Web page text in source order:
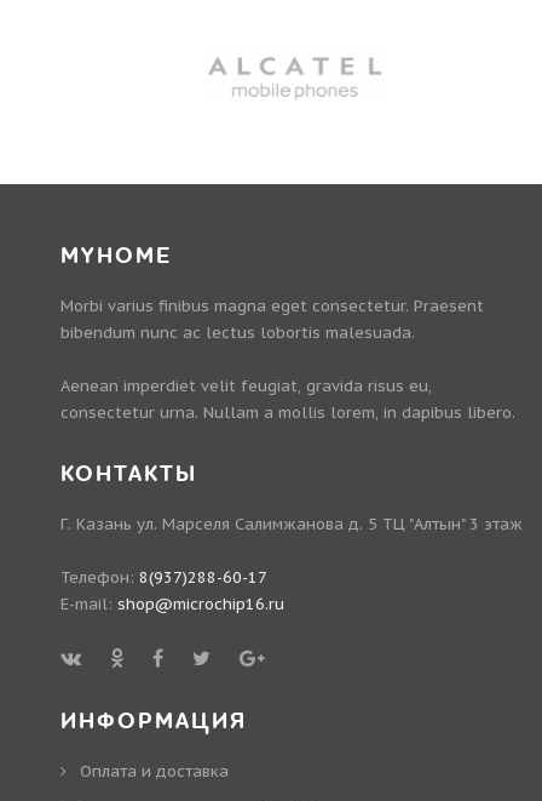
MYHOME
Morbi varius finibus magna eget consectetur. Praesent
bibendum nunc ac lectus lobortis malesuada.
Aenean imperdiet velit feugiat, gravida risus eu,
consectetur urna. Nullam a mollis lorem, in dapibus libero.
КОНТАКТЫ
Г. Казань ул. Марселя Салимжанова д. 5 ТЦ "Алтын" 3 этаж
Телефон: 8(937)288-60-17
E-mail: shop@microchip16.ru
ИНФОРМАЦИЯ
Оплата и доставка